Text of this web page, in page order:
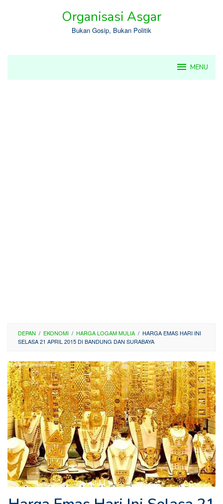
Organisasi Asgar
Bukan Gosip, Bukan Politik
MENU
DEPAN / EKONOMI / HARGA LOGAM MULIA / HARGA EMAS HARI INI
SELASA 21 APRIL 2015 DI BANDUNG DAN SURABAYA